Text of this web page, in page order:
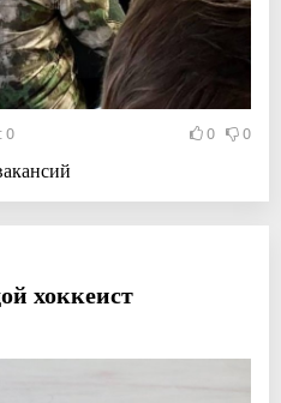
0 0 0
хоккеист